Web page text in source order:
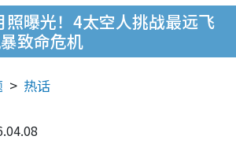
照曝光！4太空人挑战最远飞
致命危机
热话